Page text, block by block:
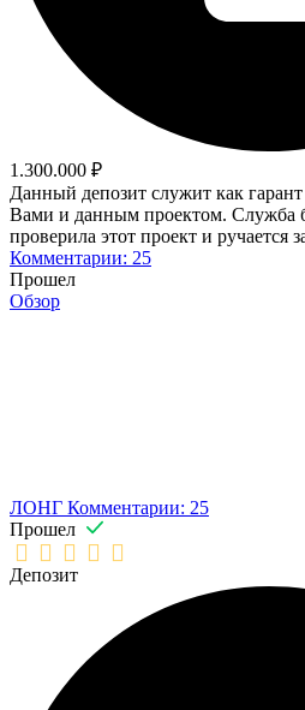
1.300.000 ₽
Данный депозит служит как
Вами и данным проектом. Служба
проверила этот проект и ручается
Комментарии: 25
Прошел
Обзор
ЛОНГ Комментарии: 25
Прошел
Депозит